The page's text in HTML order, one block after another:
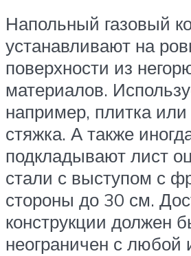
Напольный газовый
устанавливают на
поверхности из
материалов.
например, плитка или
стяжка. А также
подкладывают лист
стали с выступом с
стороны до 30 см.
конструкции должен
неограничен с любой